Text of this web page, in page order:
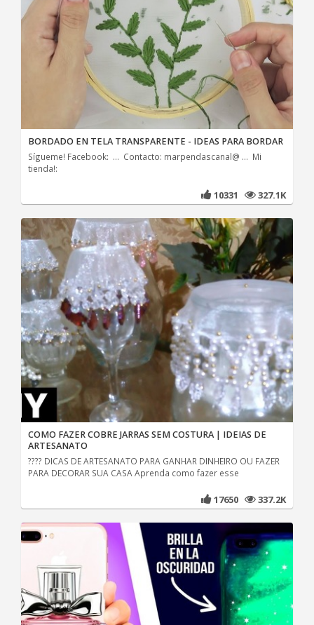
BORDADO EN TELA TRANSPARENTE - IDEAS PARA BORDAR
Sígueme! Facebook: ... Contacto: marpendascanal@ ... Mi
tienda!:
10331 327.1K
COMO FAZER COBRE JARRAS SEM COSTURA | IDEIAS DE
ARTESANATO
???? DICAS DE ARTESANATO PARA GANHAR DINHEIRO OU FAZER
PARA DECORAR SUA CASA Aprenda como fazer esse
17650 337.2K